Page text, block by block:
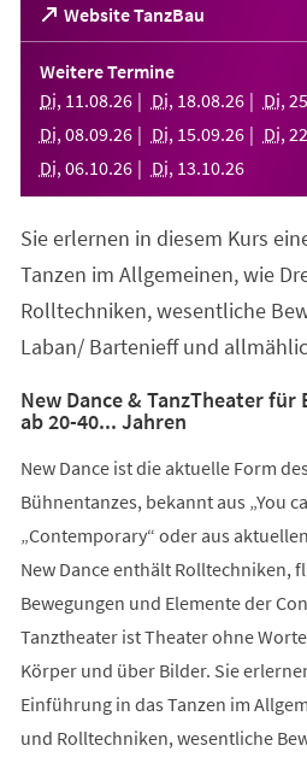
Website TanzBau
(Öffnet
in
einem
neuen
Tab)
Weitere Termine
Di, 11 .08.26 Di, 18.08.26 Di, 25
Di, 08.09.26 Di, 15.09.26 Di, 22
Di, 06.10.26 Di, 13.10.26
Sie erlernen in diesem Kurs
Tanzen im Allgemeinen, wie
Rolltechniken, wesentliche
Laban/ Bartenieff und
New Dance & TanzTheater
ab 20-40... Jahren
New Dance ist die aktuelle Form
Bühnentanzes, bekannt aus „You
„Contemporary“ oder aus
New Dance enthält Rolltechniken,
Bewegungen und Elemente der
Tanztheater ist Theater ohne
Körper und über Bilder. Sie
Einführung in das Tanzen im
und Rolltechniken, wesentliche